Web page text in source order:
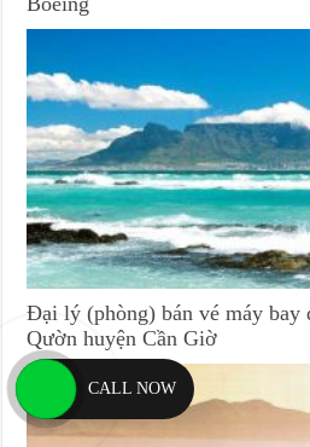
Đại lý (phòng) bán vé máy bay
Qườn huyện Cần Giờ
CALL NOW